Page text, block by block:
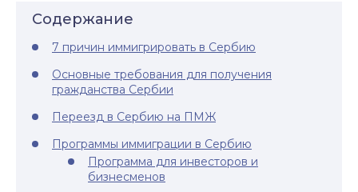
Содержание
7 причин иммигрировать в Сербию
Основные требования для получения
гражданства Сербии
Переезд в Сербию на ПМЖ
Программы иммиграции в Сербию
Программа для инвесторов и
бизнесменов